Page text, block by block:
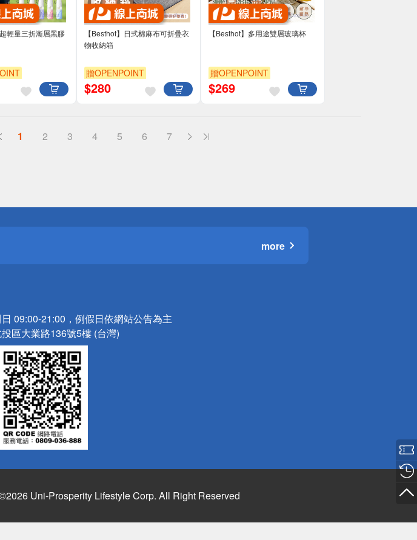
輕量三折漸層黑膠
【Besthot】日式棉麻布可折疊衣
物收納箱
贈OPENPOINT
$280
【Besthot】多用途雙層玻璃杯
贈OPENPOINT
$269
1 2 3 4 5 6 7
more
09:00-21:00，例假日依網站公告為主
區大業路136號5樓 (台灣)
Uni-Prosperity Lifestyle Corp. All Right Reserved